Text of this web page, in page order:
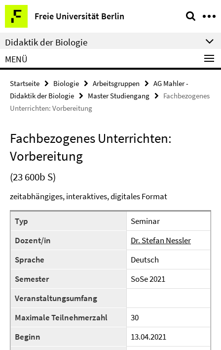
Springe
direkt
zu
Inhalt
Freie Universität Berlin
Service-
Navigation
Didaktik der Biologie
MENÜ
Startseite Biologie Arbeitsgruppen
AG Mahler -
Didaktik der Biologie
Master Studiengang
Fachbezogenes
Unterrichten: Vorbereitung
Fachbezogenes Unterrichten:
Vorbereitung
(23 600b S)
zeitabhängiges, interaktives, digitales Format
Typ
Seminar
Dozent/in
Dr. Stefan Nessler
Sprache
Deutsch
Semester
SoSe 2021
Veranstaltungsumfang
Maximale Teilnehmerzahl
30
Beginn
13.04.2021